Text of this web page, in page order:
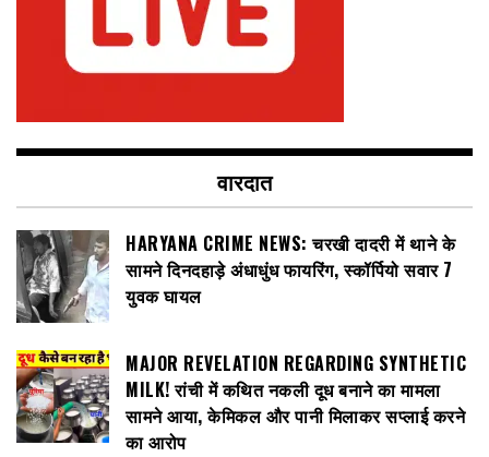
वारदात
HARYANA CRIME NEWS: चरखी दादरी में थाने के
सामने दिनदहाड़े अंधाधुंध फायरिंग, स्कॉर्पियो सवार 7
युवक घायल
MAJOR REVELATION REGARDING SYNTHETIC
MILK! रांची में कथित नकली दूध बनाने का मामला
सामने आया, केमिकल और पानी मिलाकर सप्लाई करने
का आरोप